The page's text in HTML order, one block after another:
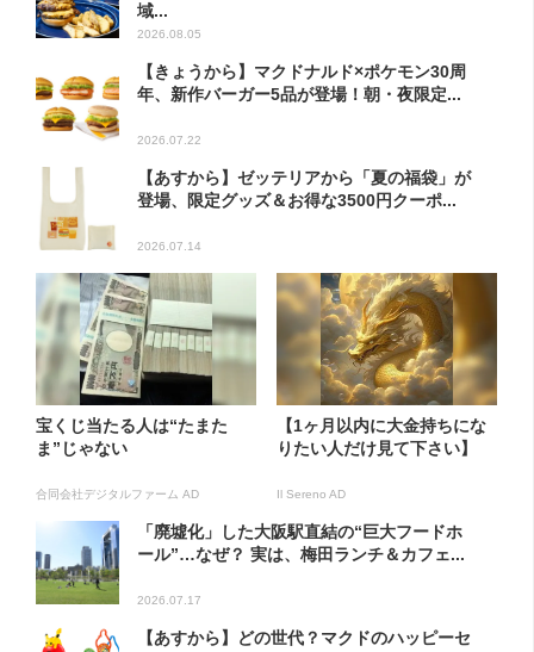
域...
2026.08.05
【きょうから】マクドナルド×ポケモン30周
年、新作バーガー5品が登場！朝・夜限定...
2026.07.22
【あすから】ゼッテリアから「夏の福袋」が
登場、限定グッズ＆お得な3500円クーポ...
2026.07.14
宝くじ当たる人は“たまた
ま”じゃない
合同会社デジタルファーム AD
【1ヶ月以内に大金持ちにな
りたい人だけ見て下さい】
Il Sereno AD
「廃墟化」した大阪駅直結の“巨大フードホ
ール”…なぜ？ 実は、梅田ランチ＆カフェ...
2026.07.17
【あすから】どの世代？マクドのハッピーセ